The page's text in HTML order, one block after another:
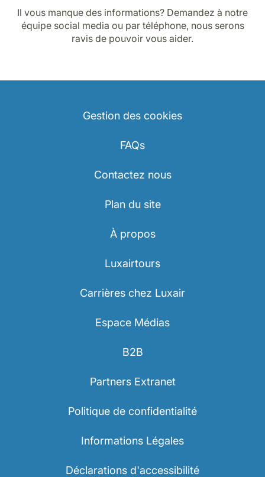
Il vous manque des informations? Demandez à notre
équipe social media ou par téléphone, nous serons
ravis de pouvoir vous aider.
Gestion des cookies
FAQs
Contactez nous
Plan du site
À propos
Luxairtours
Carrières chez Luxair
Espace Médias
B2B
Partners Extranet
Politique de confidentialité
Informations Légales
Déclarations d'accessibilité